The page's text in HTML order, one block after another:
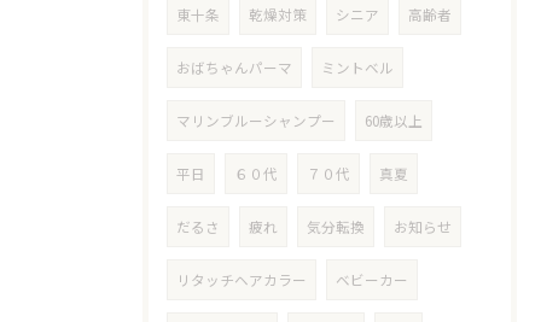
東十条 乾燥対策 シニア 高齢者
おばちゃんパーマ ミントベル
マリンブルーシャンプー 60歳以上
平日 ６０代 ７０代 真夏
だるさ 疲れ 気分転換 お知らせ
リタッチヘアカラー ベビーカー